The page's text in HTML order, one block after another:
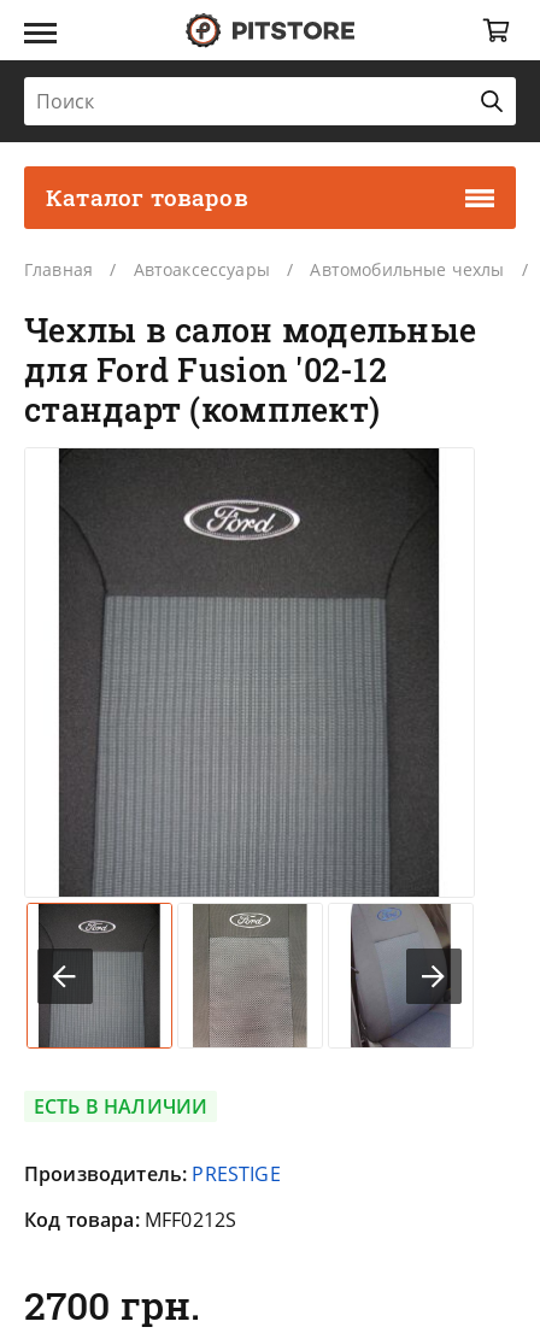
Каталог товаров
Главная Автоаксессуары Автомобильные чехлы
Чехлы в салон модельные
для Ford Fusion '02-12
стандарт (комплект)
ЕСТЬ В НАЛИЧИИ
Производитель: PRESTIGE
Код товара: MFF0212S
2700 грн.